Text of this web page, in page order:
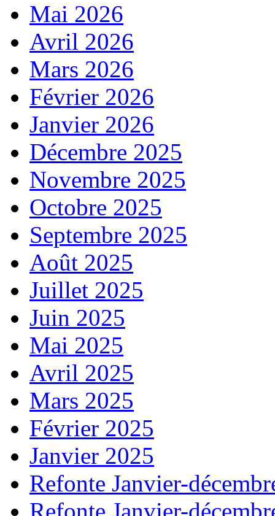
Mai 2026
Avril 2026
Mars 2026
Février 2026
Janvier 2026
Décembre 2025
Novembre 2025
Octobre 2025
Septembre 2025
Août 2025
Juillet 2025
Juin 2025
Mai 2025
Avril 2025
Mars 2025
Février 2025
Janvier 2025
Refonte Janvier-